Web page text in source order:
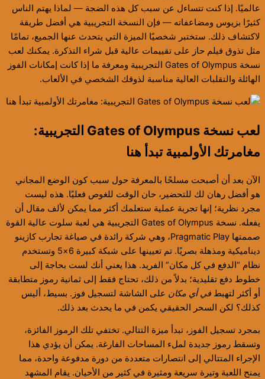
عالميًا. إذا كنت تتساءل عن سبب كل هذه الضجة — لماذا يهتم الناس
كثيرًا بزيوس ومضاعفاته — فإن النسخة التجريبية هي أفضل طريقة
لاكتشاف ذلك. ستختبر شخصيًا الميزة التي يتحدث عنها الجميع، تمامًا
مثل تذوق فيلم حاز على تقييمات عالية قبل شراء التذكرة. يمكنك لعب
نسخة Gates of Olympus التجريبية ومعرفة ما إذا كانت إمكانات الفوز
الهائلة والتقلبات العالية مناسبة لذوقك الشخصي في الألعاب.
لعب نسخة Gates of Olympus التجريبية:
مغامرتك الأولمبية تبدأ هنا
الآن بعد أن أصبحت مسلحًا بالمعرفة حول سبب كون الوضع المجاني
هو أفضل رهان لك للتحضير، حان الوقت للغوص فعليًا. هذه ليست
مجرد نظرية؛ إنها تجربة عملية ستعلمك أكثر مما يمكن لألف مقال أن
يفعله. نسخة Gates of Olympus التجريبية هي لعبة سلوت عالية القوة
صممتها Pragmatic Play، وهي شركة رائدة في صياغة تجارب كازينو
ديناميكية ومذهلة بصريًا. تم تعيينها على شبكة كبيرة 6×5 وتستخدم
نظام “الدفع في كل مكان” الفريد. هذا يعني أنك لست بحاجة إلى
خطوط دفع تقليدية؛ بدلاً من ذلك، تحتاج فقط إلى ثمانية رموز متطابقة
أو أكثر لتهبط في أي مكان على الشاشة لتسجيل فوز. بسيط، أليس
كذلك؟ لكن السحر الحقيقي يكمن في ما يحدث بعد ذلك.
بمجرد تسجيل الفوز، تبدأ ميزة التتالي. تختفي تلك الرموز الفائزة،
وتسقط رموز جديدة لملء المساحات الفارغة. يمكن أن يؤدي هذا
الإجراء المتتالي إلى انتصارات متعددة من دورة مدفوعة واحدة، مما
يمنح اللعبة وتيرة سريعة ومثيرة في كثير من الأحيان. يقام المشهد